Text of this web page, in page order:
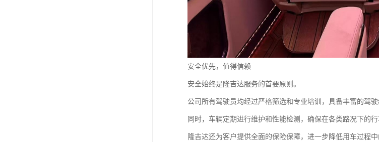
安全优先，值得信赖
安全始终是隆吉达服务的首要原则。
公司所有驾驶员均经过严格筛选和专业培训，具备丰富的驾驶
同时，车辆定期进行维护和性能检测，确保在各类路况下的行
隆吉达还为客户提供全面的保险保障，进一步降低用车过程中